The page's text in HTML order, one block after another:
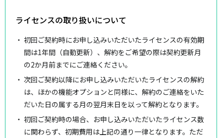
ライセンスの取り扱いについて
初回ご契約時にお申し込みいただいたライセンスの有効期
間は1年間（自動更新）、解約をご希望の際は契約更新月
の2か月前までにご連絡ください。
次回ご契約以降にお申し込みいただいたライセンスの解約
は、ほかの機能オプションと同様に、解約のご連絡をいた
だいた日の属する月の翌月末日を以って解約となります。
初回ご契約時の場合、お申し込みいただいたライセンス数
に関わらず、初期費用は上記の通り一律となります。ただ